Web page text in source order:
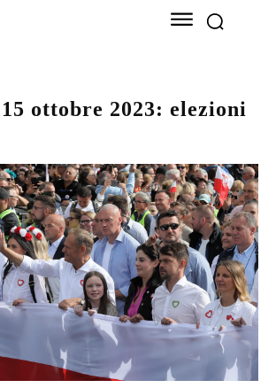
ottobre 2023: elezioni